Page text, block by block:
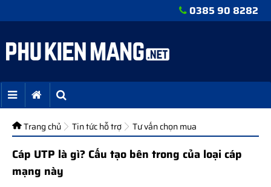
0385 90 8282
Trang chủ Tin tức hỗ trợ Tư vấn chọn mua
Cáp UTP là gì? Cấu tạo bên trong của loại cáp
mạng này